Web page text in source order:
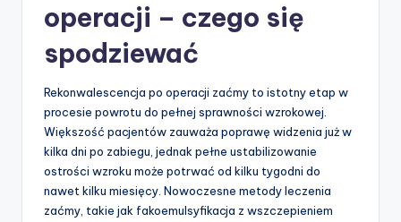
operacji – czego się
spodziewać
Rekonwalescencja po operacji zaćmy to istotny etap w
procesie powrotu do pełnej sprawności wzrokowej.
Większość pacjentów zauważa poprawę widzenia już w
kilka dni po zabiegu, jednak pełne ustabilizowanie
ostrości wzroku może potrwać od kilku tygodni do
nawet kilku miesięcy. Nowoczesne metody leczenia
zaćmy, takie jak fakoemulsyfikacja z wszczepieniem